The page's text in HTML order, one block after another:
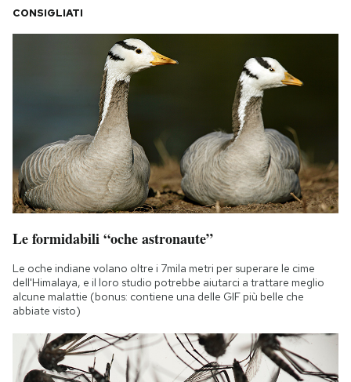
CONSIGLIATI
Le formidabili “oche astronaute”
Le oche indiane volano oltre i 7mila metri per superare le cime
dell'Himalaya, e il loro studio potrebbe aiutarci a trattare meglio
alcune malattie (bonus: contiene una delle GIF più belle che
abbiate visto)